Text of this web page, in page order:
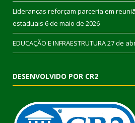
Lideranças reforçam parceria em
estaduais 6 de maio de 2026
EDUCAÇÃO E INFRAESTRUTURA27 de
DESENVOLVIDO POR CR2